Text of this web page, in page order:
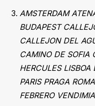
AMSTERDAM
BUDAPEST
CALLEJON DEL
CAMINO DE SOFIA
HERCULES LISBOA
PARIS PRAGA
FEBRERO